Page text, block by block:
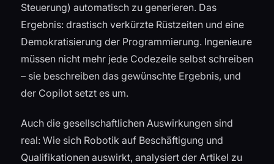
Steuerung) automatisch zu generieren. Das
Ergebnis: drastisch verkürzte Rüstzeiten und eine
Demokratisierung der Programmierung. Ingenieure
müssen nicht mehr jede Codezeile selbst schreiben
– sie beschreiben das gewünschte Ergebnis, und
der Copilot setzt es um.
Auch die gesellschaftlichen Auswirkungen sind
real: Wie sich Robotik auf Beschäftigung und
Qualifikationen auswirkt, analysiert der Artikel zu